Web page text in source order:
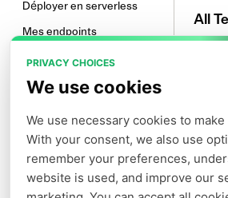
PRIVACY CHOICES
We use cookies
We use necessary cookies to
With your consent, we also use
remember your preferences,
website is used, and improve our
Déployer en serverless
Mes endpoints
Autre
Préchargement d’image
Jobs
Paramètres
All